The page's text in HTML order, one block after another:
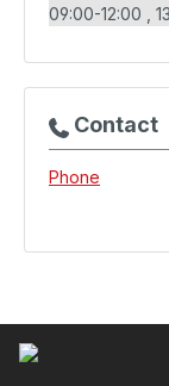
09:00-12:00
Contact
Phone